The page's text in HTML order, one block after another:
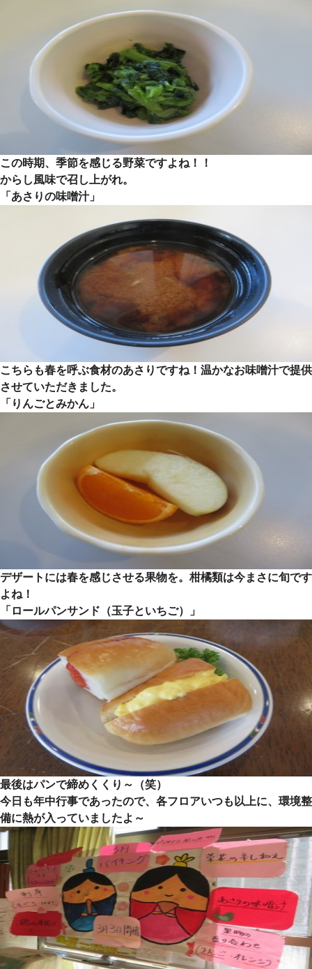
この時期、季節を感じる野菜ですよね！！
からし風味で召し上がれ。
「あさりの味噌汁」
こちらも春を呼ぶ食材のあさりですね！温かなお味噌汁で提供
させていただきました。
「りんごとみかん」
デザートには春を感じさせる果物を。柑橘類は今まさに旬です
よね！
「ロールパンサンド（玉子といちご）」
最後はパンで締めくくり～（笑）
今日も年中行事であったので、各フロアいつも以上に、環境整
備に熱が入っていましたよ～